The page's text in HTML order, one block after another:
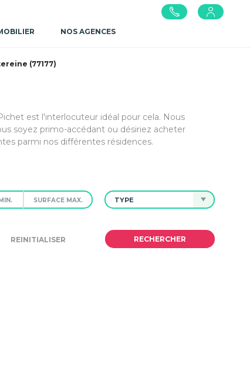
NOS AGENCES
(77177)
est l'interlocuteur idéal pour cela. Nous
soyez primo-accédant ou désiriez acheter
parmi nos différentes résidences.
TYPE